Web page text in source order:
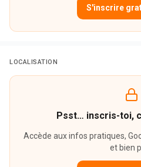
S'inscrire
LOCALISATION
Psst… inscris-toi,
Accède aux infos pratiques,
et bien